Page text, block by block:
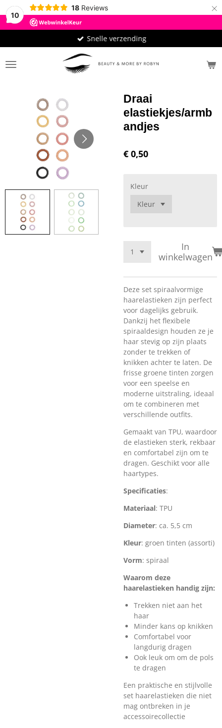
10
18 Reviews ×
Snelle verzending
Draai
elastiekjes/armb
andjes
€ 0,50
Kleur
In
winkelwagen
Deze set spiraalvormige
haarelastieken zijn perfect
voor dagelijks gebruik.
Dankzij het flexibele
spiraaldesign houden ze je
haar stevig op zijn plaats
zonder te trekken of
knikken achter te laten. De
frisse groene tinten zorgen
voor een speelse en
moderne uitstraling, ideaal
om te combineren met
verschillende outfits.
Gemaakt van TPU, waardoor
de elastieken sterk, rekbaar
en comfortabel zijn om te
dragen. Geschikt voor alle
haartypes.
Specificaties:
Materiaal: TPU
Diameter: ca. 5,5 cm
Kleur: groen tinten (assorti)
Vorm: spiraal
Waarom deze
haarelastieken handig zijn:
Trekken niet aan het
haar
Minder kans op knikken
Comfortabel voor
langdurig dragen
Ook leuk om om de pols
te dragen
Een praktische en stijlvolle
set haarelastieken die niet
mag ontbreken in je
accessoirecollectie